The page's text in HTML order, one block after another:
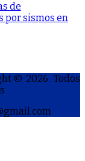
de
por sismos en
© 2026 . Todos